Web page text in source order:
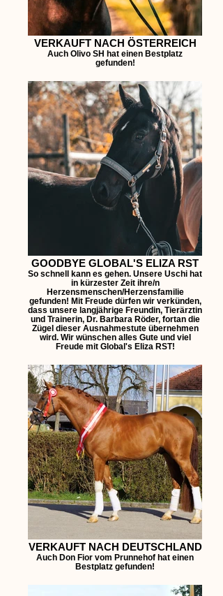
VERKAUFT NACH ÖSTERREICH
Auch Olivo SH hat einen Bestplatz
gefunden!
GOODBYE GLOBAL'S ELIZA RST
So schnell kann es gehen. Unsere Uschi hat
in kürzester Zeit ihre/n
Herzensmenschen/Herzensfamilie
gefunden! Mit Freude dürfen wir verkünden,
dass unsere langjährige Freundin, Tierärztin
und Trainerin, Dr. Barbara Röder, fortan die
Zügel dieser Ausnahmestute übernehmen
wird. Wir wünschen alles Gute und viel
Freude mit Global's Eliza RST!
VERKAUFT NACH DEUTSCHLAND
Auch Don Fior vom Prunnehof hat einen
Bestplatz gefunden!